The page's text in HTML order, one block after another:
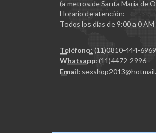
(a metros de Santa Maria de
Horario de atención:
Todos los días de 9:00 a 0 AM
Teléfono: (11)0810-444-6969
Whatsapp: (11)4472-2996
Email: